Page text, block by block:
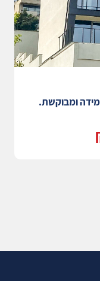
ומבוקשת.